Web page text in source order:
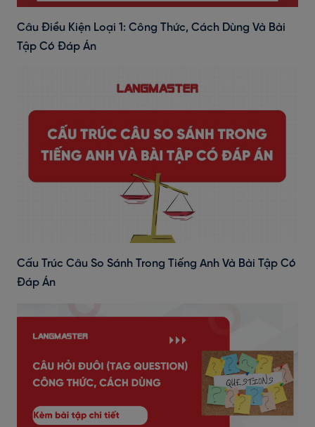
Câu Điều Kiện Loại 1: Công Thức, Cách Dùng Và Bài
Tập Có Đáp Án
Cấu Trúc Câu So Sánh Trong Tiếng Anh Và Bài Tập Có
Đáp Án